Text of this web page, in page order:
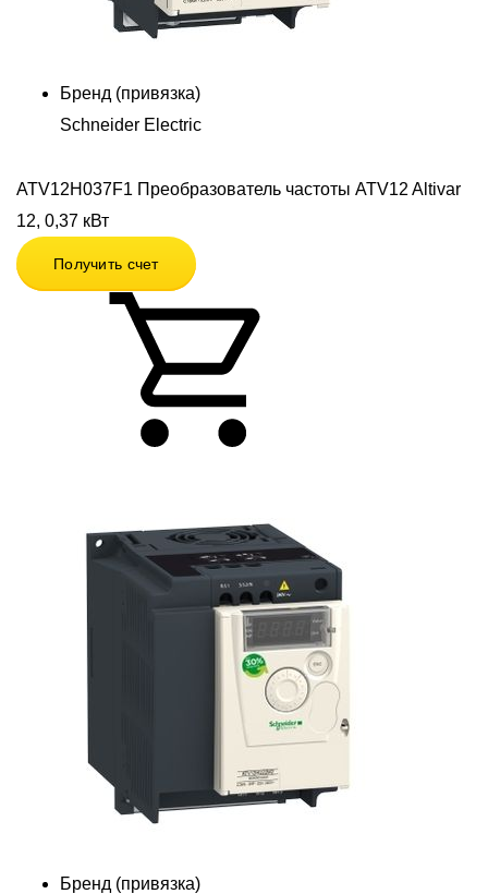
Бренд (привязка)
Schneider Electric
ATV12H037F1 Преобразователь частоты ATV12 Altivar
12, 0,37 кВт
Получить счет
Бренд (привязка)